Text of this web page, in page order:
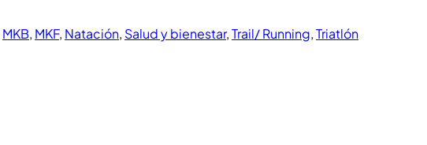
MKB, MKF, Natación, Salud y bienestar,Trail/ Running,Triatlón